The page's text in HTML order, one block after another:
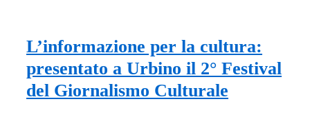
L’informazione per la cultura:
presentato a Urbino il 2° Festival
del Giornalismo Culturale